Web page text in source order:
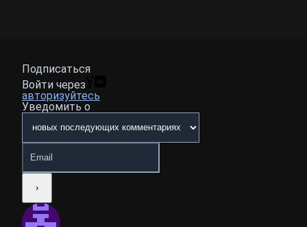
Подписаться
Войти через
авторизуйтесь
Уведомить о